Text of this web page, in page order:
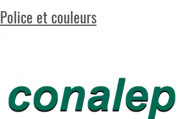
Police et couleurs